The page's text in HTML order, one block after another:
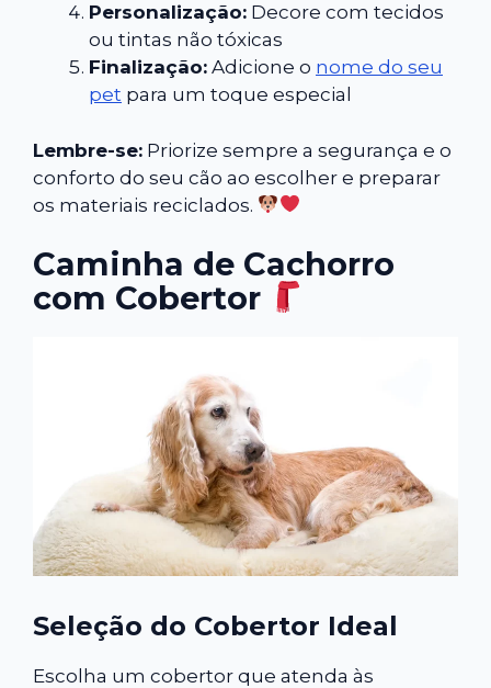
Personalização: Decore com tecidos
ou tintas não tóxicas
Finalização: Adicione o nome do seu
pet para um toque especial
Lembre-se: Priorize sempre a segurança e o
conforto do seu cão ao escolher e preparar
os materiais reciclados.
Caminha de Cachorro
com Cobertor
Seleção do Cobertor Ideal
Escolha um cobertor que atenda às